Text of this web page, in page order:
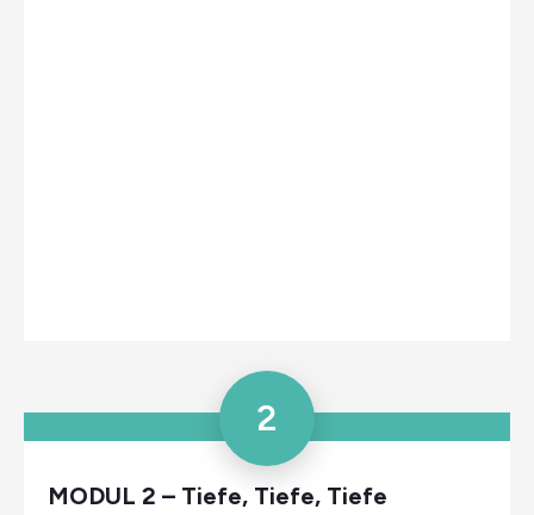
2
MODUL 2 – Tiefe, Tiefe, Tiefe